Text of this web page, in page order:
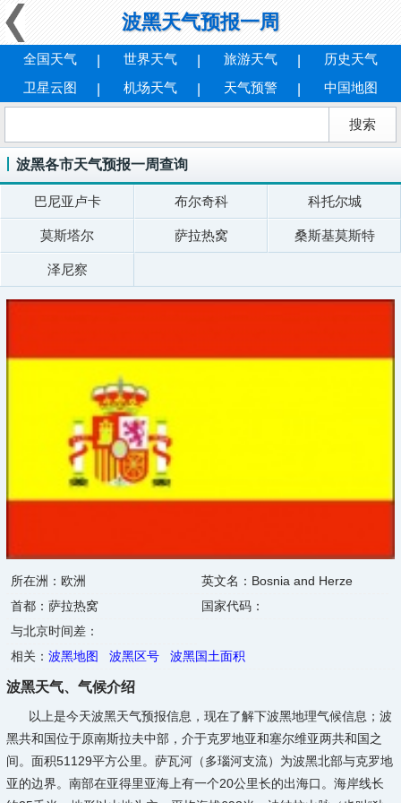
波黑天气预报一周
全国天气 世界天气 旅游天气
历史天气
卫星云图
机场天气 天气预警 中国地图
波黑各市天气预报一周查询
巴尼亚卢卡 布尔奇科 科托尔城
莫斯塔尔 萨拉热窝 桑斯基莫斯特
泽尼察
所在洲：欧洲
英文名：Bosnia and Herze
首都：萨拉热窝
国家代码：
与北京时间差：
相关： 波黑地图 波黑区号 波黑国土面积
波黑天气、气候介绍
以上是今天波黑天气预报信息，现在了解下波黑地理气候信息；波
黑共和国位于原南斯拉夫中部，介于克罗地亚和塞尔维亚两共和国之
间。面积51129平方公里。萨瓦河（多瑙河支流）为波黑北部与克罗地
亚的边界。南部在亚得里亚海上有一个20公里长的出海口。海岸线长